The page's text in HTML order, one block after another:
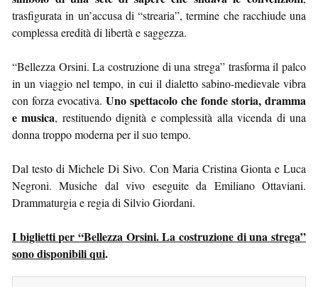
trasfigurata in un’accusa di “strearia”, termine che racchiude una
complessa eredità di libertà e saggezza.
“Bellezza Orsini. La costruzione di una strega” trasforma il palco
in un viaggio nel tempo, in cui il dialetto sabino-medievale vibra
con forza evocativa. Uno spettacolo che fonde storia, dramma
e musica, restituendo dignità e complessità alla vicenda di una
donna troppo moderna per il suo tempo.
Dal testo di Michele Di Sivo. Con Maria Cristina Gionta e Luca
Negroni. Musiche dal vivo eseguite da Emiliano Ottaviani.
Drammaturgia e regia di Silvio Giordani.
I biglietti per “Bellezza Orsini. La costruzione di una strega”
sono disponibili qui.